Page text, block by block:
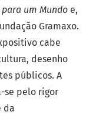
para um Mundo e,
Gramaxo.
cabe
desenho
públicos. A
se pelo rigor
da